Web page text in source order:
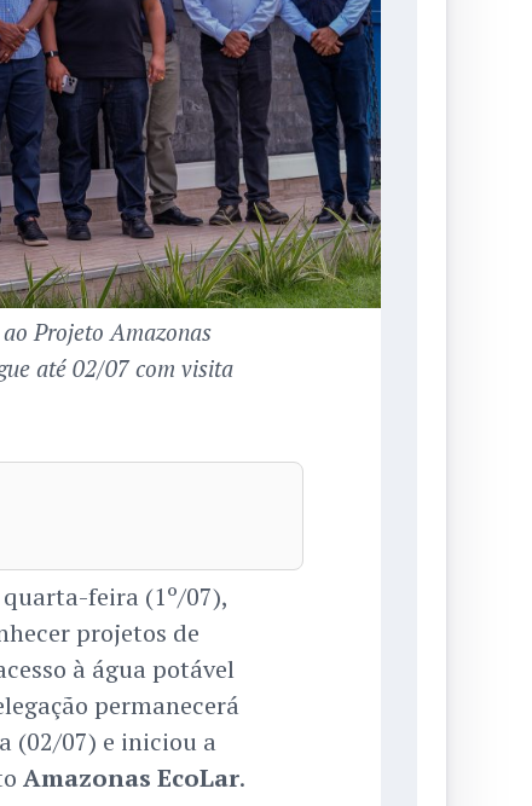
Projeto Amazonas
até 02/07 com visita
feira (1º/07),
projetos de
à água potável
permanecerá
(02/07) e iniciou a
Amazonas EcoLar.